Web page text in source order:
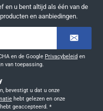
en u bent altijd als één van de
en aanbiedingen.
en de Google Privacybeleid en
van toepassing.
Door doorgaan te selecteren, bevestigt u dat u onze
geaccepteerd. *